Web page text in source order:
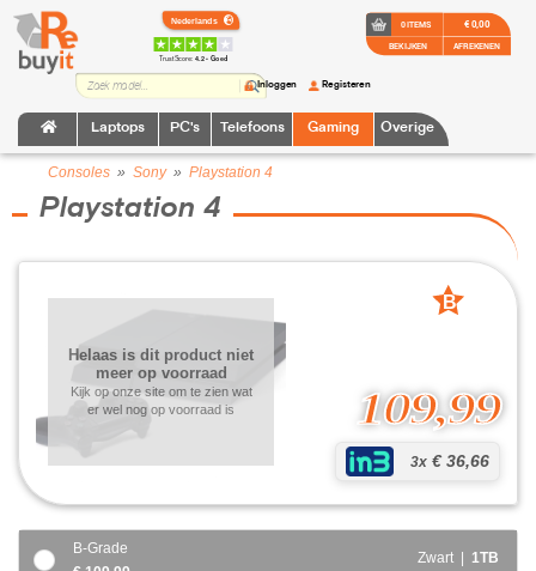
TrustScore:4.2 • Goed
Laptops PC's Telefoons Gaming Overige
Inloggen Registeren
0 ITEMS
BEKIJKEN
€ 0,00
AFREKENEN
Consoles » Sony» Playstation 4
Playstation 4
109,99
3x € 36,66
Helaas is dit product niet
meer op voorraad
Kijk op onze site om te zien wat
er wel nog op voorraad is
B
B-Grade
Zwart | 1TB